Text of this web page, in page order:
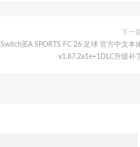
下一
[Switch]EA SPORTS FC 26 足球 官方中文本
v1.87.2a1e+1DLC升级补丁